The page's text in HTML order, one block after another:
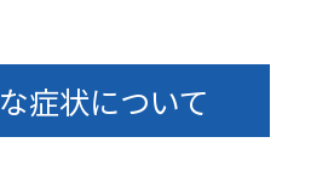
症状について